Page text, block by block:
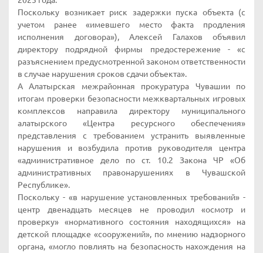
Поскольку возникает риск задержки пуска объекта (с
учетом ранее «имевшего место факта продления
исполнения договора»), Алексей Галахов объявил
директору подрядной фирмы предостережение - «с
разъяснением предусмотренной законом ответственности
в случае нарушения сроков сдачи объекта».
А Алатырская межрайонная прокуратура Чувашии по
итогам проверки безопасности межквартальных игровых
комплексов направила директору муниципального
алатырского «Центра ресурсного обеспечения»
представления с требованием устранить выявленные
нарушения и возбудила против руководителя центра
«административное дело по ст. 10.2 Закона ЧР «Об
административных правонарушениях в Чувашской
Республике».
Поскольку - «в нарушение установленных требований» -
центр двенадцать месяцев не проводил «осмотр и
проверку» «нормативного состояния находящихся» на
детской площадке «сооружений», по мнению надзорного
органа, «могло повлиять на безопасность нахождения на